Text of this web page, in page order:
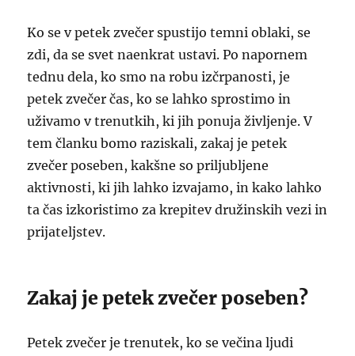
Ko se v petek zvečer spustijo temni oblaki, se
zdi, da se svet naenkrat ustavi. Po napornem
tednu dela, ko smo na robu izčrpanosti, je
petek zvečer čas, ko se lahko sprostimo in
uživamo v trenutkih, ki jih ponuja življenje. V
tem članku bomo raziskali, zakaj je petek
zvečer poseben, kakšne so priljubljene
aktivnosti, ki jih lahko izvajamo, in kako lahko
ta čas izkoristimo za krepitev družinskih vezi in
prijateljstev.
Zakaj je petek zvečer poseben?
Petek zvečer je trenutek, ko se večina ljudi